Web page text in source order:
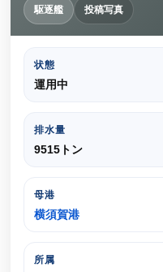
駆逐艦
投稿写真
状態
運用中
排水量
9515トン
母港
横須賀港
所属
新規登録 パスワードを忘